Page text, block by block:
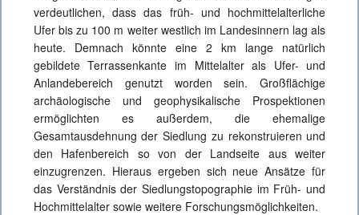
verdeutlichen, dass das früh- und hochmittelalterliche
Ufer bis zu 100 m weiter westlich im Landesinnern lag als
heute. Demnach könnte eine 2 km lange natürlich
gebildete Terrassenkante im Mittelalter als Ufer- und
Anlandebereich genutzt worden sein. Großflächige
archäologische und geophysikalische Prospektionen
ermöglichten es außerdem, die ehemalige
Gesamtausdehnung der Siedlung zu rekonstruieren und
den Hafenbereich so von der Landseite aus weiter
einzugrenzen. Hieraus ergeben sich neue Ansätze für
das Verständnis der Siedlungstopographie im Früh- und
Hochmittelalter sowie weitere Forschungsmöglichkeiten.